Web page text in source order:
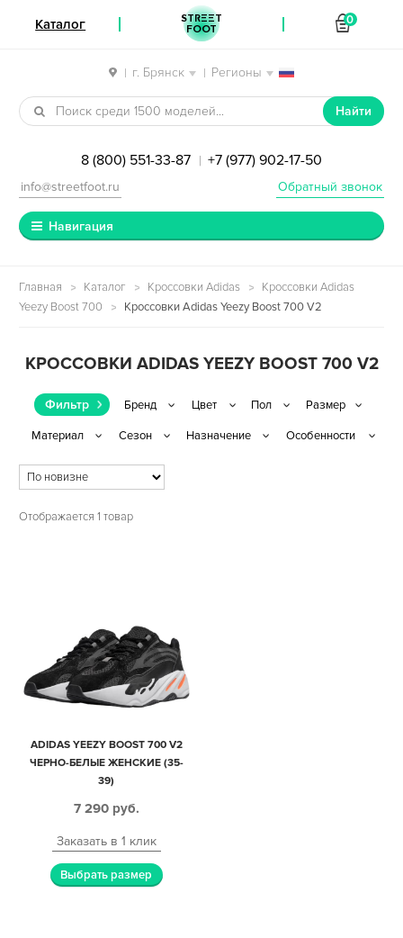
| г. Брянск | Регионы
Перейти к навигации
Перейти к содержимому
Найти
8 (800) 551-33-87 | +7 (977) 902-17-50
Обратный звонок
info@streetfoot.ru
Навигация
Главная Каталог Кроссовки Adidas
Кроссовки Adidas
Yeezy Boost 700
Кроссовки Adidas Yeezy Boost 700 V2
КРОССОВКИ ADIDAS YEEZY BOOST 700 V2
Фильтр
Отображается 1 товар
ADIDAS YEEZY BOOST 700 V2
ЧЕРНО-БЕЛЫЕ ЖЕНСКИЕ (35-
39)
7 290 руб.
Заказать в 1 клик
Выбрать размер
Каталог STREET
FOOT
0